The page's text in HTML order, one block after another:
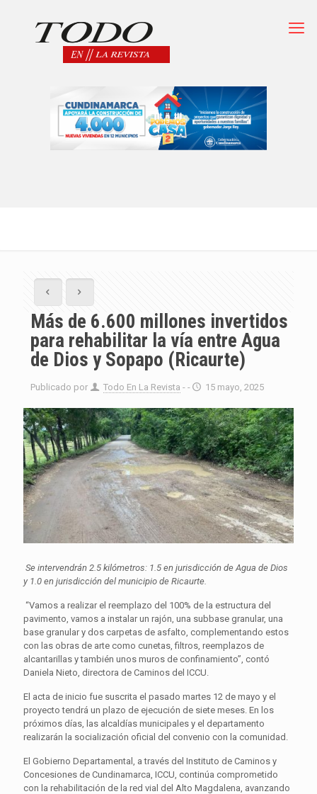
Más de 6.600 millones invertidos
para rehabilitar la vía entre Agua
de Dios y Sopapo (Ricaurte)
Publicado por Todo En La Revista - - 15 mayo, 2025
Se intervendrán 2.5 kilómetros: 1.5 en jurisdicción de Agua de Dios
y 1.0 en jurisdicción del municipio de Ricaurte.
“Vamos a realizar el reemplazo del 100% de la estructura del
pavimento, vamos a instalar un rajón, una subbase granular, una
base granular y dos carpetas de asfalto, complementando estos
con las obras de arte como cunetas, filtros, reemplazos de
alcantarillas y también unos muros de confinamiento”, contó
Daniela Nieto, directora de Caminos del ICCU.
El acta de inicio fue suscrita el pasado martes 12 de mayo y el
proyecto tendrá un plazo de ejecución de siete meses. En los
próximos días, las alcaldías municipales y el departamento
realizarán la socialización oficial del convenio con la comunidad.
El Gobierno Departamental, a través del Instituto de Caminos y
Concesiones de Cundinamarca, ICCU, continúa comprometido
con la rehabilitación de la red vial del Alto Magdalena, avanzando